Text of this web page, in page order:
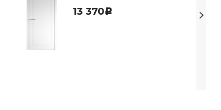
13 370c